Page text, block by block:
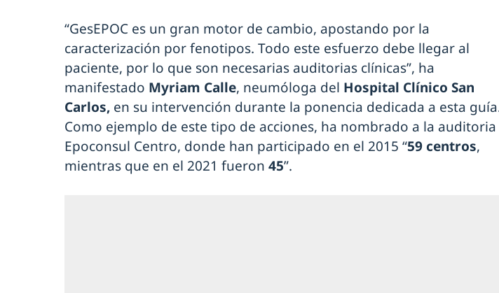
“GesEPOC es un gran motor de cambio, apostando por la
caracterización por fenotipos. Todo este esfuerzo debe llegar al
paciente, por lo que son necesarias auditorias clínicas”, ha
manifestado Myriam Calle, neumóloga del Hospital Clínico San
Carlos, en su intervención durante la ponencia dedicada a esta
Como ejemplo de este tipo de acciones, ha nombrado a la auditoria
Epoconsul Centro, donde han participado en el 2015 “59 centros,
mientras que en el 2021 fueron 45”.